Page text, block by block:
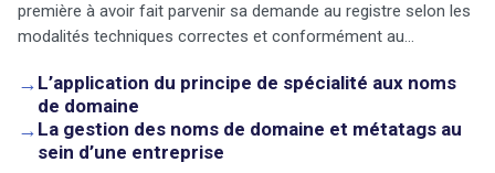
première à avoir fait parvenir sa demande au registre selon les
modalités techniques correctes et conformément au…
→ L’application du principe de spécialité aux noms
de domaine
→ La gestion des noms de domaine et métatags au
sein d’une entreprise